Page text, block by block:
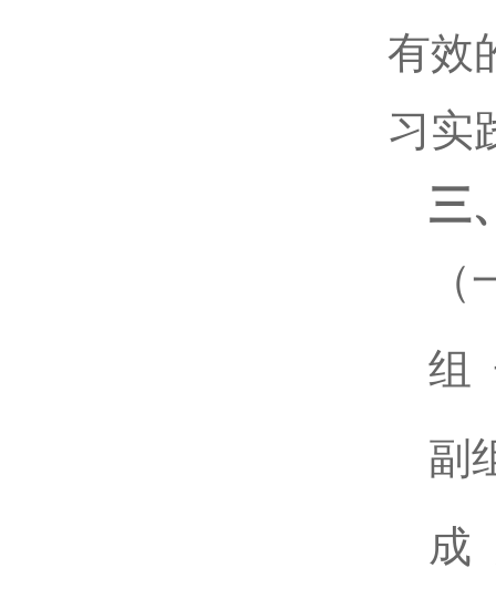
有效
习实
三
组
副
成